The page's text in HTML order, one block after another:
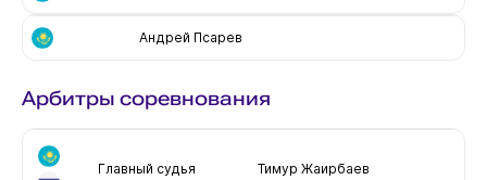
Андрей Псарев
Арбитры соревнования
Главный судья Тимур Жаирбаев